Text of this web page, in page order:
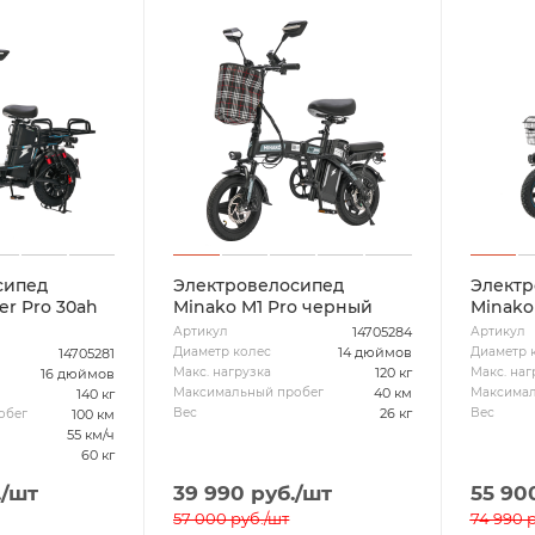
Pro 30ah
14705281
16 дюймов
140 кг
100 км
55 км/ч
60 кг
/шт
Электровелосипед
Minako M1 Pro черный
Артикул 14705284
Диаметр колес 14 дюймов
Макс. нагрузка 120 кг
Максимальный пробег 40 км
Вес 26 кг
39 990 руб./шт
57 000руб./шт
Артикул
Диаметр
Макс.
Вес
55
74 990